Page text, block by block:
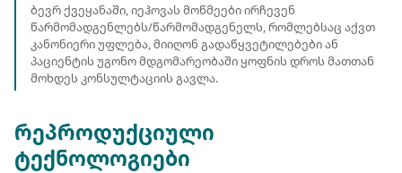
ბევრ ქვეყანაში, იეჰოვას მოწმეები ირჩევენ
წარმომადგენლებს/წარმომადგენელს, რომლებსაც აქვთ
კანონიერი უფლება, მიიღონ გადაწყვეტილებები ან
პაციენტის უგონო მდგომარეობაში ყოფნის დროს მათთან
მოხდეს კონსულტაციის გავლა.
რეპროდუქციული
ტექნოლოგიები